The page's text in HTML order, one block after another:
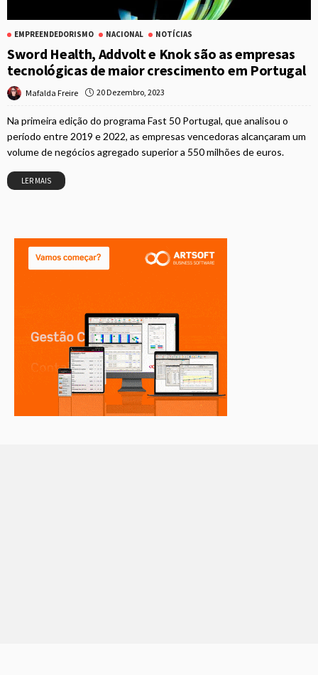
EMPREENDEDORISMO NACIONAL NOTÍCIAS
Sword Health, Addvolt e Knok são as empresas
tecnológicas de maior crescimento em Portugal
Mafalda Freire 20 Dezembro, 2023
Na primeira edição do programa Fast 50 Portugal, que analisou o
período entre 2019 e 2022, as empresas vencedoras alcançaram um
volume de negócios agregado superior a 550 milhões de euros.
LER MAIS